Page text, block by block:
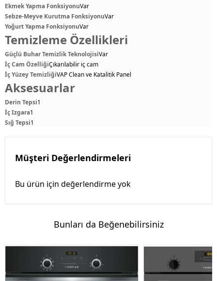
Ekmek Yapma FonksiyonuVar
Sebze-Meyve Kurutma FonksiyonuVar
Yoğurt Yapma FonksiyonuVar
Temizleme Özellikleri
Güçlü Buhar Temizlik TeknolojisiVar
İç Cam ÖzelliğiÇıkarılabilir iç cam
İç Yüzey TemizliğiVAP Clean ve Katalitik Panel
Aksesuarlar
Derin Tepsi1
İç Izgara1
Sığ Tepsi1
Müşteri Değerlendirmeleri
Bu ürün için değerlendirme yok
Bunları da Beğenebilirsiniz